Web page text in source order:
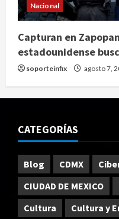
Nacional
Capturan en
estadounidense
soporteinfix agosto 7,
CATEGORÍAS
Blog CDMX
CIUDAD DE MEXICO
Cultura
Cultura y